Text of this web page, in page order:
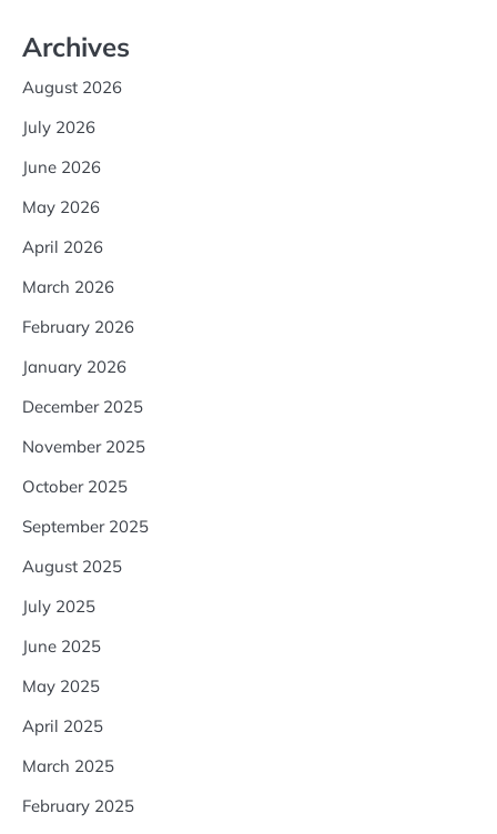
Archives
August 2026
July 2026
June 2026
May 2026
April 2026
March 2026
February 2026
January 2026
December 2025
November 2025
October 2025
September 2025
August 2025
July 2025
June 2025
May 2025
April 2025
March 2025
February 2025